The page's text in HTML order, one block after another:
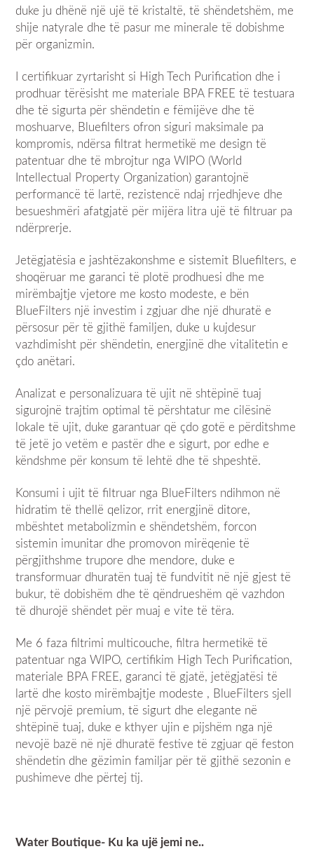
duke ju dhënë një ujë të kristaltë, të shëndetshëm, me
shije natyrale dhe të pasur me minerale të dobishme
për organizmin.
I certifikuar zyrtarisht si High Tech Purification dhe i
prodhuar tërësisht me materiale BPA FREE të testuara
dhe të sigurta për shëndetin e fëmijëve dhe të
moshuarve, Bluefilters ofron siguri maksimale pa
kompromis, ndërsa filtrat hermetikë me design të
patentuar dhe të mbrojtur nga WIPO (World
Intellectual Property Organization) garantojnë
performancë të lartë, rezistencë ndaj rrjedhjeve dhe
besueshmëri afatgjatë për mijëra litra ujë të filtruar pa
ndërprerje.
Jetëgjatësia e jashtëzakonshme e sistemit Bluefilters, e
shoqëruar me garanci të plotë prodhuesi dhe me
mirëmbajtje vjetore me kosto modeste, e bën
BlueFilters një investim i zgjuar dhe një dhuratë e
përsosur për të gjithë familjen, duke u kujdesur
vazhdimisht për shëndetin, energjinë dhe vitalitetin e
çdo anëtari.
Analizat e personalizuara të ujit në shtëpinë tuaj
sigurojnë trajtim optimal të përshtatur me cilësinë
lokale të ujit, duke garantuar që çdo gotë e përditshme
të jetë jo vetëm e pastër dhe e sigurt, por edhe e
këndshme për konsum të lehtë dhe të shpeshtë.
Konsumi i ujit të filtruar nga BlueFilters ndihmon në
hidratim të thellë qelizor, rrit energjinë ditore,
mbështet metabolizmin e shëndetshëm, forcon
sistemin imunitar dhe promovon mirëqenie të
përgjithshme trupore dhe mendore, duke e
transformuar dhuratën tuaj të fundvitit në një gjest të
bukur, të dobishëm dhe të qëndrueshëm që vazhdon
të dhurojë shëndet për muaj e vite të tëra.
Me 6 faza filtrimi multicouche, filtra hermetikë të
patentuar nga WIPO, certifikim High Tech Purification,
materiale BPA FREE, garanci të gjatë, jetëgjatësi të
lartë dhe kosto mirëmbajtje modeste , BlueFilters sjell
një përvojë premium, të sigurt dhe elegante në
shtëpinë tuaj, duke e kthyer ujin e pijshëm nga një
nevojë bazë në një dhuratë festive të zgjuar që feston
shëndetin dhe gëzimin familjar për të gjithë sezonin e
pushimeve dhe përtej tij.
Water Boutique- Ku ka ujë jemi ne..